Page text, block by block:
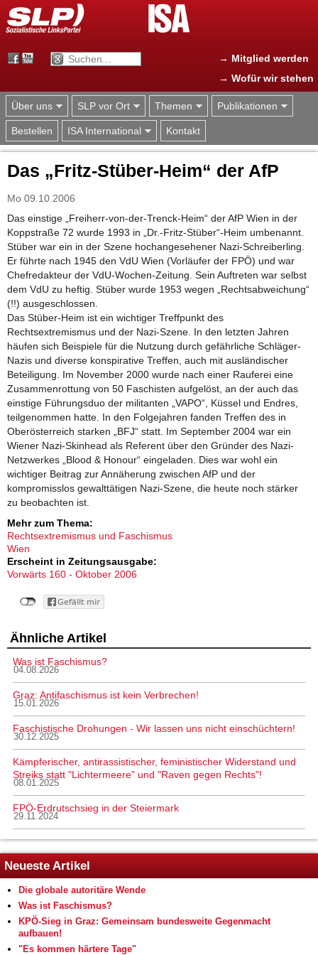
Jump to navigation
→ Mitglied werden
→ Wofür wir stehen
Über uns SLP vor Ort Themen Publikationen
Bestellen ISA International Kontakt
Das „Fritz-Stüber-Heim“ der AfP
Mo 09.10.2006
Das einstige „Freiherr-von-der-Trenck-Heim“ der AfP Wien in der
Koppstraße 72 wurde 1993 in „Dr.-Fritz-Stüber“-Heim umbenannt.
Stüber war ein in der Szene hochangesehener Nazi-Schreiberling.
Er führte nach 1945 den VdU Wien (Vorläufer der FPÖ) und war
Chefredakteur der VdU-Wochen-Zeitung. Sein Auftreten war selbst
dem VdU zu heftig. Stüber wurde 1953 wegen „Rechtsabweichung“
(!!) ausgeschlossen.
Das Stüber-Heim ist ein wichtiger Treffpunkt des
Rechtsextremismus und der Nazi-Szene. In den letzten Jahren
häufen sich Beispiele für die Nutzung durch gefährliche Schläger-
Nazis und diverse konspirative Treffen, auch mit ausländischer
Beteiligung. Im November 2000 wurde nach einer Rauferei eine
Zusammenrottung von 50 Faschisten aufgelöst, an der auch das
einstige Führungsduo der militanten „VAPO“, Küssel und Endres,
teilgenommen hatte. In den Folgejahren fanden Treffen des in
Oberösterreich starken „BFJ“ statt. Im September 2004 war ein
Wiener Nazi-Skinhead als Referent über den Gründer des Nazi-
Netzwerkes „Blood & Honour“ eingeladen. Dies war wohl ein
wichtiger Beitrag zur Annäherung zwischen AfP und der
kompromisslos gewalttätigen Nazi-Szene, die heute noch stärker
zu beobachten ist.
Mehr zum Thema:
Rechtsextremismus und Faschismus
Wien
Erscheint in Zeitungsausgabe:
Vorwärts 160 - Oktober 2006
Ähnliche Artikel
Was ist Faschismus?
04.08.2026
Graz: Antifaschismus ist kein Verbrechen!
15.01.2026
Faschistische Drohungen - Wir lassen uns nicht einschüchtern!
30.12.2025
Kämpferischer, antirassistischer, feministischer Widerstand und
Streiks statt "Lichtermeere" und "Raven gegen Rechts"!
08.01.2025
FPÖ-Erdrutschsieg in der Steiermark
29.11.2024
Neueste Artikel
Die globale autoritäre Wende
Was ist Faschismus?
KPÖ-Sieg in Graz: Gemeinsam bundesweite Gegenmacht
aufbauen!
"Es kommen härtere Tage"